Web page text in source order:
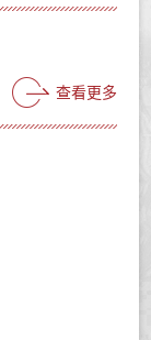
查看更多